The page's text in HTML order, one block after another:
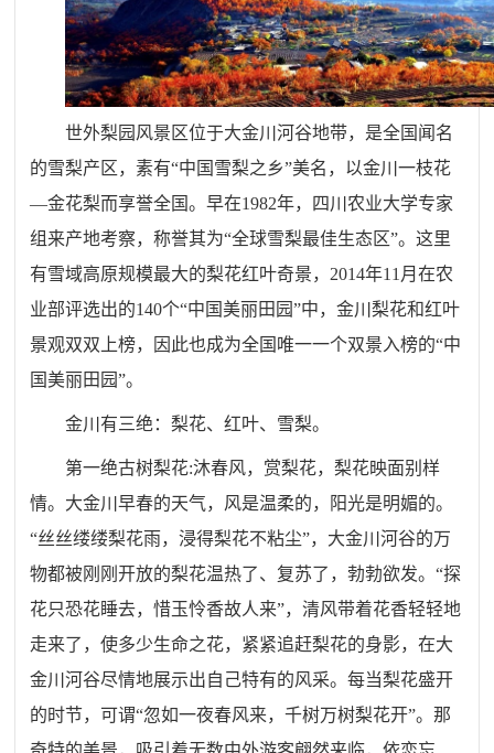
世外梨园风景区位于大金川河谷地带，是全国闻名
的雪梨产区，素有“中国雪梨之乡”美名，以金川一枝花
—金花梨而享誉全国。早在1982年，四川农业大学专家
组来产地考察，称誉其为“全球雪梨最佳生态区”。这里
有雪域高原规模最大的梨花红叶奇景，2014年11月在农
业部评选出的140个“中国美丽田园”中，金川梨花和红叶
景观双双上榜，因此也成为全国唯一一个双景入榜的“中
国美丽田园”。
金川有三绝：梨花、红叶、雪梨。
第一绝古树梨花:沐春风，赏梨花，梨花映面别样
情。大金川早春的天气，风是温柔的，阳光是明媚的。
“丝丝缕缕梨花雨，浸得梨花不粘尘”，大金川河谷的万
物都被刚刚开放的梨花温热了、复苏了，勃勃欲发。“探
花只恐花睡去，惜玉怜香故人来”，清风带着花香轻轻地
走来了，使多少生命之花，紧紧追赶梨花的身影，在大
金川河谷尽情地展示出自己特有的风采。每当梨花盛开
的时节，可谓“忽如一夜春风来，千树万树梨花开”。那